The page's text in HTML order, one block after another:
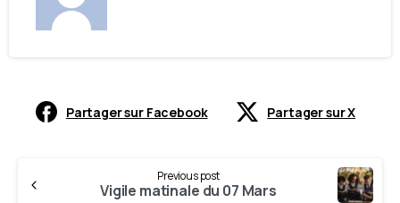
Partager sur Facebook Partager sur X
Previous post
Vigile matinale du 07 Mars